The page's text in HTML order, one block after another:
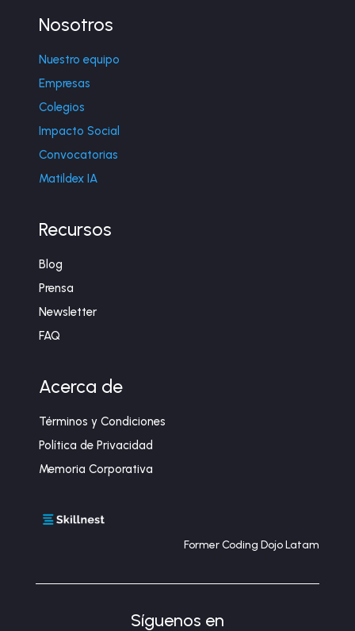
Nosotros
Nuestro equipo
Empresas
Colegios
Impacto Social
Convocatorias
Matildex IA
Recursos
Blog
Prensa
Newsletter
FAQ
Acerca de
Términos y Condiciones
Política de Privacidad
Memoria Corporativa
Former Coding Dojo Latam
Síguenos en